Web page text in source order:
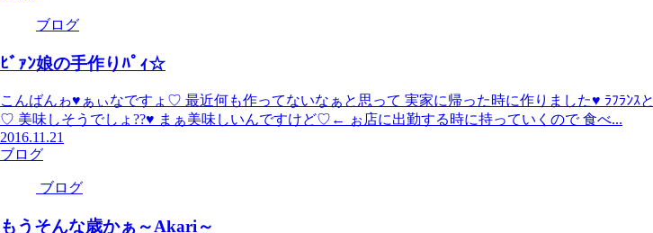
ブログ
ﾋﾞｧﾝ娘の手作りﾊﾟｨ☆
こんばんゎ♥ぁぃなですょ♡ 最近何も作ってないなぁと思って 実家に帰った時に作りました♥ ﾗﾌﾗﾝｽと
♡ 美味しそうでしょ??♥ まぁ美味しいんですけど♡← ぉ店に出勤する時に持っていくので 食べ...
2016.11.21
ブログ
ブログ
もうそんな歳かぁ～Akari～